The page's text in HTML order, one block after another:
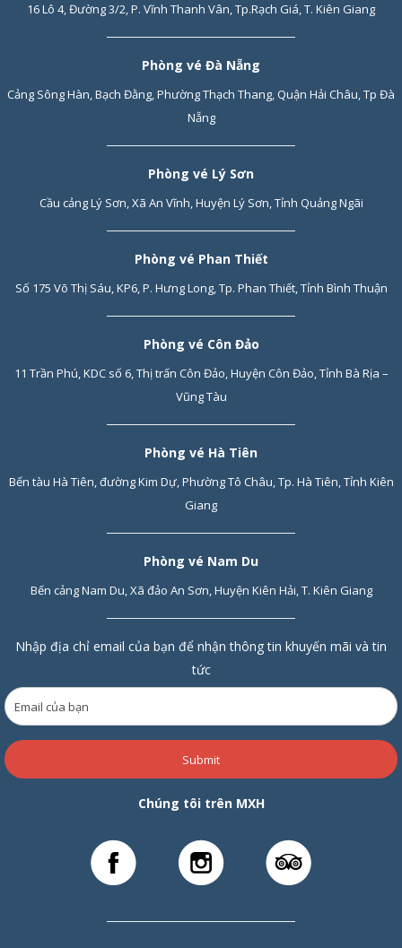
16 Lô 4, Đường 3/2, P. Vĩnh Thanh Vân, Tp.Rạch Giá, T. Kiên Giang
Phòng vé Đà Nẵng
Cảng Sông Hàn, Bạch Đằng, Phường Thạch Thang, Quận Hải Châu, Tp Đà
Nẵng
Phòng vé Lý Sơn
Cầu cảng Lý Sơn, Xã An Vĩnh, Huyện Lý Sơn, Tỉnh Quảng Ngãi
Phòng vé Phan Thiết
Số 175 Võ Thị Sáu, KP6, P. Hưng Long, Tp. Phan Thiết, Tỉnh Bình Thuận
Phòng vé Côn Đảo
11 Trần Phú, KDC số 6, Thị trấn Côn Đảo, Huyện Côn Đảo, Tỉnh Bà Rịa –
Vũng Tàu
Phòng vé Hà Tiên
Bến tàu Hà Tiên, đường Kim Dự, Phường Tô Châu, Tp. Hà Tiên, Tỉnh Kiên
Giang
Phòng vé Nam Du
Bến cảng Nam Du, Xã đảo An Sơn, Huyện Kiên Hải, T. Kiên Giang
Nhập địa chỉ email của bạn để nhận thông tin khuyến mãi và tin
tức
Submit
Chúng tôi trên MXH